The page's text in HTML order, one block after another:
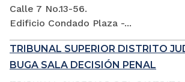
Calle 7 No.13-56.
Edificio Condado Plaza -...
TRIBUNAL SUPERIOR DISTRITO
BUGA SALA DECISIÓN PENAL